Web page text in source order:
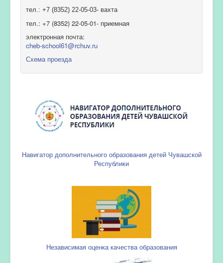
тел.: +7 (8352) 22-05-03- вахта
тел.: +7 (8352) 22-05-01- приемная
электронная почта:
cheb-school61@rchuv.ru
Схема проезда
Навигатор дополнительного образования детей Чувашской
Республики
Независимая оценка качества образования